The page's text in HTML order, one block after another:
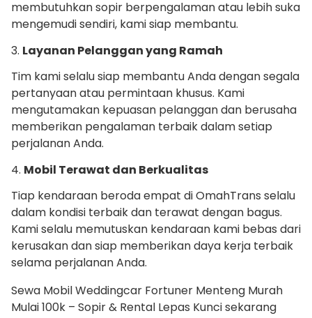
membutuhkan sopir berpengalaman atau lebih suka
mengemudi sendiri, kami siap membantu.
3. Layanan Pelanggan yang Ramah
Tim kami selalu siap membantu Anda dengan segala
pertanyaan atau permintaan khusus. Kami
mengutamakan kepuasan pelanggan dan berusaha
memberikan pengalaman terbaik dalam setiap
perjalanan Anda.
4. Mobil Terawat dan Berkualitas
Tiap kendaraan beroda empat di OmahTrans selalu
dalam kondisi terbaik dan terawat dengan bagus.
Kami selalu memutuskan kendaraan kami bebas dari
kerusakan dan siap memberikan daya kerja terbaik
selama perjalanan Anda.
Sewa Mobil Weddingcar Fortuner Menteng Murah
Mulai 100k – Sopir & Rental Lepas Kunci sekarang